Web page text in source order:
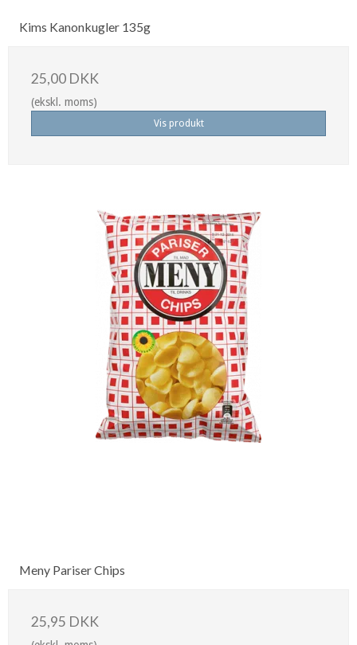
Kims Kanonkugler 135g
25,00 DKK
(ekskl. moms)
Vis produkt
Meny Pariser Chips
25,95 DKK